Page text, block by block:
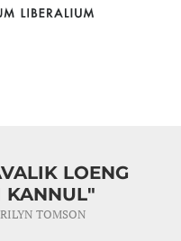
LOENG
KANNUL"
TOMSON